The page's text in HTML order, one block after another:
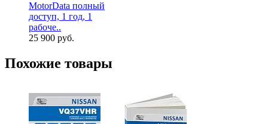
MotorData полный
доступ, 1 год, 1
рабоче..
25 900 руб.
Похожие товары